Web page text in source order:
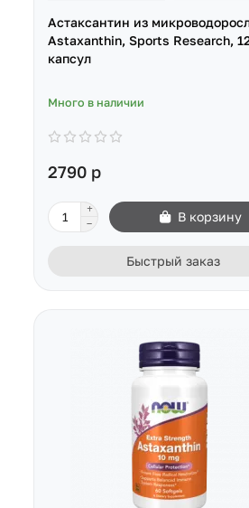
Астаксантин из
Astaxanthin, Sports Research,
капсул
Много в наличии
2790 р
В корзину
Быстрый заказ